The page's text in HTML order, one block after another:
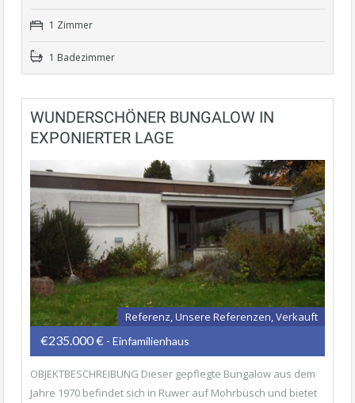
1 Zimmer
1 Badezimmer
WUNDERSCHÖNER BUNGALOW IN
EXPONIERTER LAGE
Referenz, Unsere Referenzen, Verkauft
€235.000 € - Einfamilienhaus
OBJEKTBESCHREIBUNG Dieser gepflegte Bungalow aus dem
Jahre 1970 befindet sich in Ruwer auf Mohrbüsch und bietet